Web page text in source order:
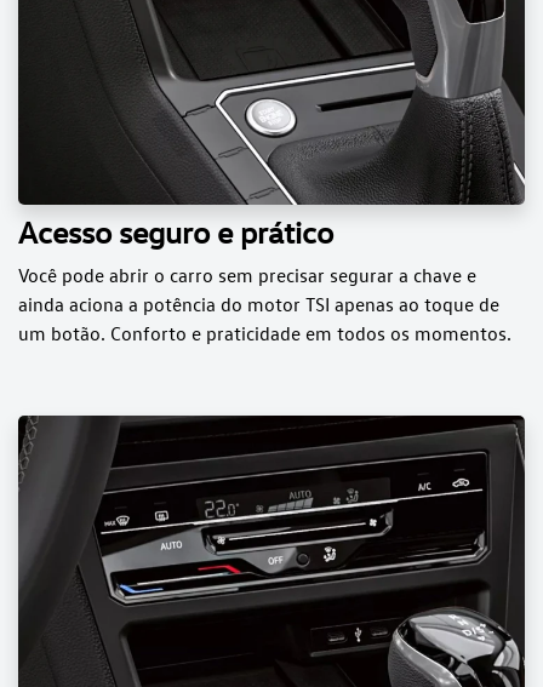
Acesso seguro e prático
Você pode abrir o carro sem precisar segurar a chave e
ainda aciona a potência do motor TSI apenas ao toque de
um botão. Conforto e praticidade em todos os momentos.